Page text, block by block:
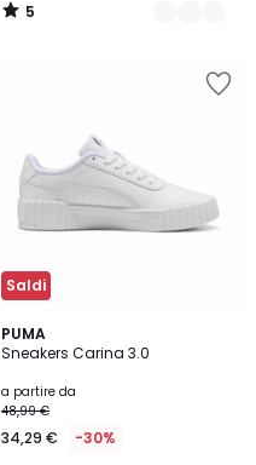
5
/
Saldi
PUMA
Sneakers Carina 3.0
a partire da
48,99 €
34,29 € -30%
2
Colori